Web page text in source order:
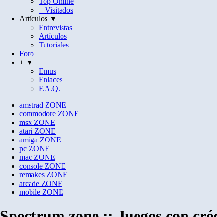
+ Visitados
Artículos ▼
Entrevistas
Artículos
Tutoriales
Foro
+ ▼
Emus
Enlaces
F.A.Q.
amstrad ZONE
commodore ZONE
msx ZONE
atari ZONE
amiga ZONE
pc ZONE
mac ZONE
console ZONE
remakes ZONE
arcade ZONE
mobile ZONE